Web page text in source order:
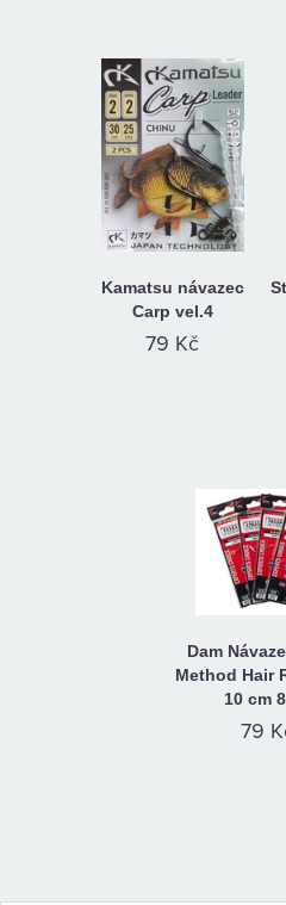
Kamatsu návazec
Carp vel.4
79 Kč
Dam
Method Hair
10 cm
79